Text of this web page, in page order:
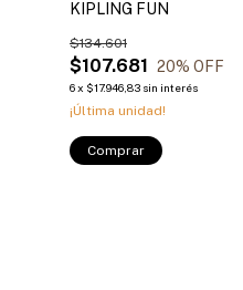
KIPLING FUN
$107.681
$134.601
20% OFF
6x $17.946,83 sin interés
¡Última unidad!
Comprar